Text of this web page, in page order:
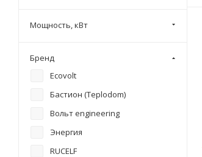
Мощность, кВт
Бренд
Ecovolt
Бастион (Teplodom)
Вольт engineering
Энергия
RUCELF